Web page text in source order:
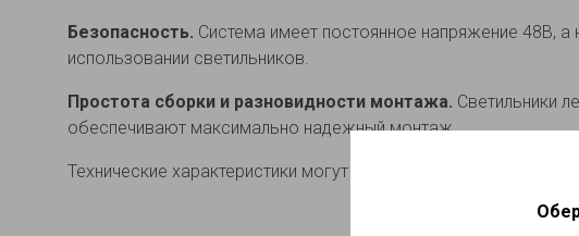
Безопасность. Система имеет постоянное напряжение 48В,
использовании светильников.
Простота сборки и разновидности монтажа. Светильники
обеспечивают максимально надежный монтаж.
Технические характеристики могут изменяться в зависимости